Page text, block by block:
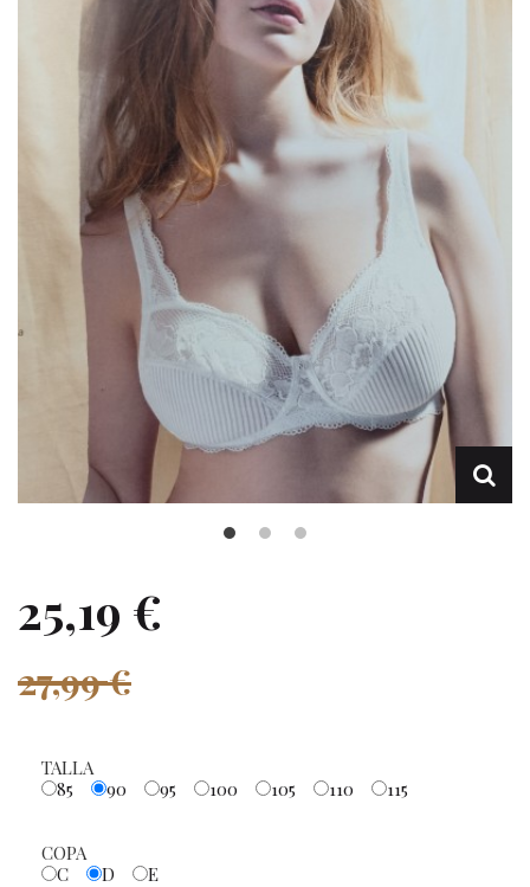
Prendas moldeadoras
Hombre
Ortopedia
Outlet
25,19 €
27,99 €
TALLA
85
90 95 100 105 110 115
COPA
C
D E